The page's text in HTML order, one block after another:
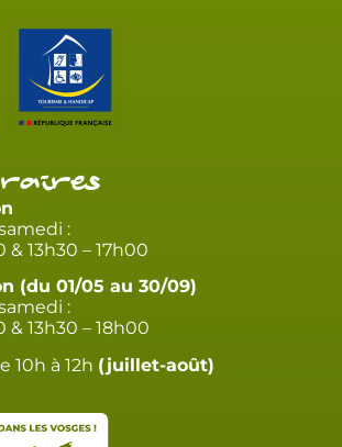
:
& 13h30 – 17h00
(du 01/05 au 30/09)
:
& 13h30 – 18h00
10h à 12h (juillet-août)